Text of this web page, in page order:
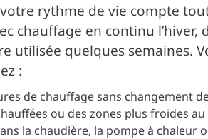
votre rythme de vie compte
chauffage en continu
utilisée quelques semaines.
:
de chauffage sans changement
ou des zones plus froides au
la chaudière, la pompe à chaleur